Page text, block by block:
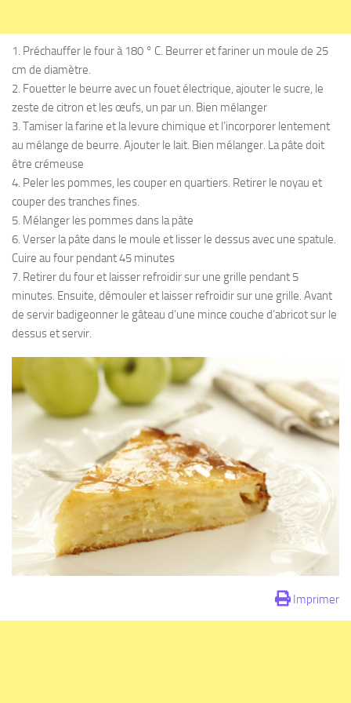
1. Préchauffer le four à 180 ° C. Beurrer et fariner un moule de 25
cm de diamètre.
2. Fouetter le beurre avec un fouet électrique, ajouter le sucre, le
zeste de citron et les œufs, un par un. Bien mélanger
3. Tamiser la farine et la levure chimique et l’incorporer lentement
au mélange de beurre. Ajouter le lait. Bien mélanger. La pâte doit
être crémeuse
4. Peler les pommes, les couper en quartiers. Retirer le noyau et
couper des tranches fines.
5. Mélanger les pommes dans la pâte
6. Verser la pâte dans le moule et lisser le dessus avec une spatule.
Cuire au four pendant 45 minutes
7. Retirer du four et laisser refroidir sur une grille pendant 5
minutes. Ensuite, démouler et laisser refroidir sur une grille. Avant
de servir badigeonner le gâteau d’une mince couche d’abricot sur le
dessus et servir.
Imprimer